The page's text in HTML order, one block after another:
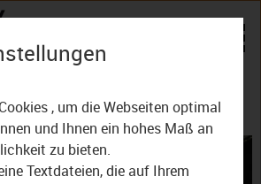
DER BEZIRK - DAS MAGAZIN
, um die Webseiten optimal
und Ihnen ein hohes Maß an
zu bieten.
Textdateien, die auf Ihrem